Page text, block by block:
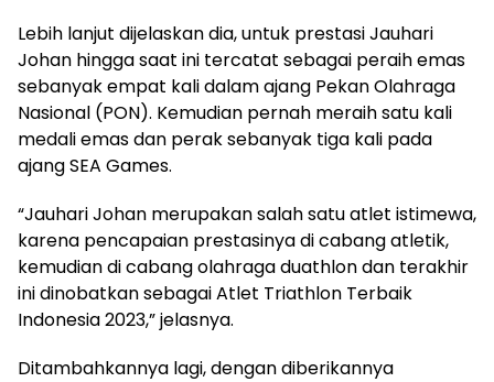
Lebih lanjut dijelaskan dia, untuk prestasi Jauhari
Johan hingga saat ini tercatat sebagai peraih emas
sebanyak empat kali dalam ajang Pekan Olahraga
Nasional (PON). Kemudian pernah meraih satu kali
medali emas dan perak sebanyak tiga kali pada
ajang SEA Games.
“Jauhari Johan merupakan salah satu atlet istimewa,
karena pencapaian prestasinya di cabang atletik,
kemudian di cabang olahraga duathlon dan terakhir
ini dinobatkan sebagai Atlet Triathlon Terbaik
Indonesia 2023,” jelasnya.
Ditambahkannya lagi, dengan diberikannya